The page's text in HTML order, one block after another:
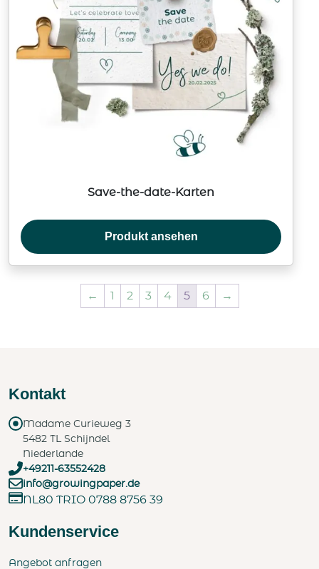
Save-the-date-Karten
Produkt ansehen
← 1 2 3 4 5 6 →
Kontakt
Madame Curieweg 3
5482 TL Schijndel
Niederlande
+49211-63552428
info@growingpaper.de
NL80 TRIO 0788 8756 39
Kundenservice
Angebot anfragen